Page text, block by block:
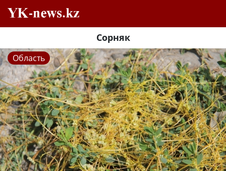
Сорняк
Область